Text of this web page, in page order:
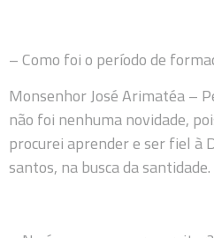
– Como foi o período de
Monsenhor José Arimatéa –
não foi nenhuma novidade,
procurei aprender e ser fiel à
santos, na busca da santidade.